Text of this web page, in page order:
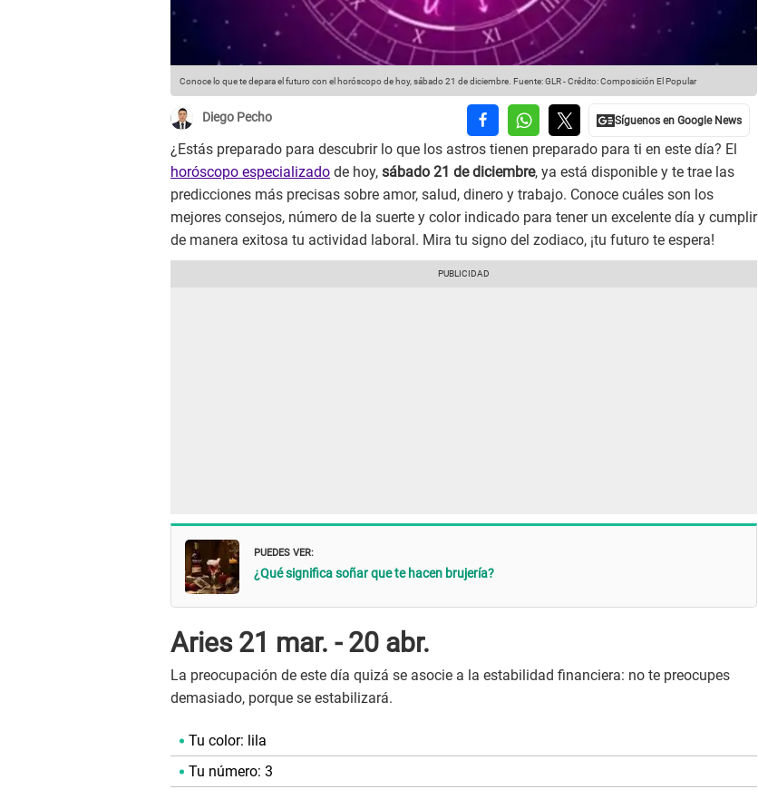
Conoce lo que te depara el futuro con el horóscopo de hoy, sábado 21 de diciembre. Fuente: GLR-Crédito: Composición El Popular
Diego Pecho
¿Estás preparado para descubrir lo que los astros tienen preparado para ti en este día? El
horóscopo especializado de hoy, sábado 21 de diciembre, ya está disponible y te trae las
predicciones más precisas sobre amor, salud, dinero y trabajo. Conoce cuáles son los
mejores consejos, número de la suerte y color indicado para tener un excelente día y cumplir
de manera exitosa tu actividad laboral. Mira tu signo del zodiaco, ¡tu futuro te espera!
PUEDES VER:
¿Qué significa soñar que te hacen brujería?
Aries 21 mar. - 20 abr.
La preocupación de este día quizá se asocie a la estabilidad financiera: no te preocupes
demasiado, porque se estabilizará.
Tu color: lila
Tu número: 3